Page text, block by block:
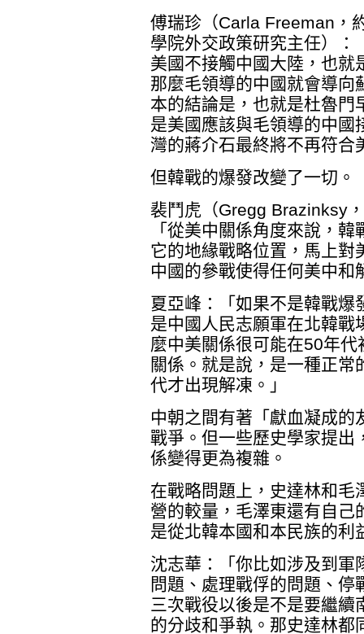
傅瑞珍（Carla Freeman，
學院外交政策研究主任）：
美國不接觸中國大陸，也就
那麼毛領導的中國就會導向
本的結論是，也就是杜魯
是美國應該與毛領導的中國
灣的蔣介石最終將不再符合
但韓戰的爆發改變了一切。
裴鬥虎（Gregg Brazinksy
「從美中關係角度來說，
它的地緣戰略位置，馬上對
中國的參戰使得任何美中和
夏亞峰：「如果不是韓戰爆
是中國人民志願軍在北韓戰
麼中美關係很可能在50年
關係。就是說，是一種正
代才出現解凍。」
中朝之間有著「獻血凝成的
戰爭。但一些歷史學家提出
係變得更為複雜。
在戰略問題上，史達林和毛
營的較量，毛澤東還有自己
是從北韓本國和本民族的利
沈志華：「你比如涉及到軍
問題、處理戰俘的問題、
三次戰役以後是不是要繼續
的分歧和爭執。那史達林都